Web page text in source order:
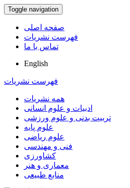
Toggle navigation
صفحه اصلی
فهرست نشریات
تماس با ما
English
فهرست نشریات
همه نشریات
ادبیات و علوم انسانی
تربیت بدنی و علوم ورزشی
علوم پایه
علوم ریاضی
فنی و مهندسی
کشاورزی
معماری و هنر
منابع طبیعی